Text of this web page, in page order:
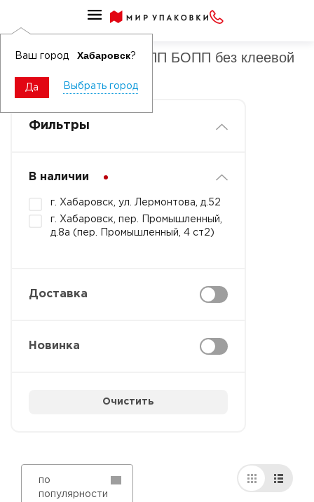
Ваш город Хабаровск?
Да Выбрать город
Пакеты фасовочные ПП БОПП без клеевой
Фильтры
В наличии
г. Хабаровск, ул. Лермонтова, д.52
г. Хабаровск, пер. Промышленный,
д.8а (пер. Промышленный, 4 ст2)
Доставка
Новинка
Очистить
по
популярности